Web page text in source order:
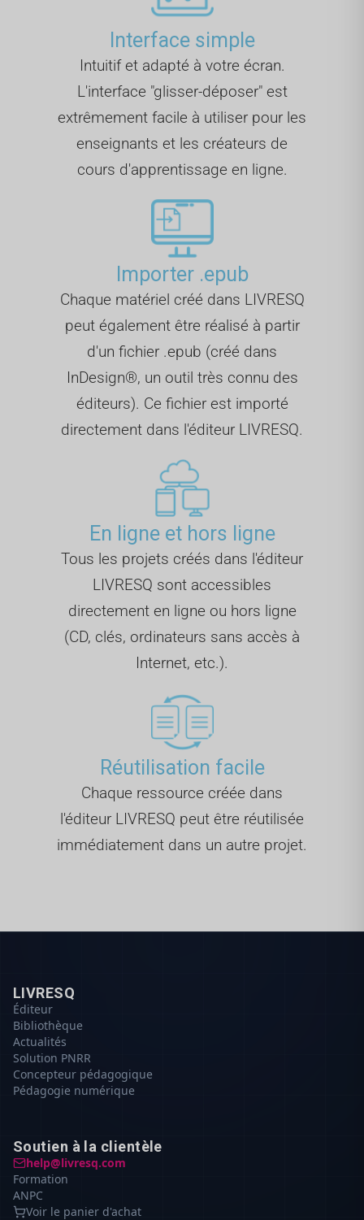
Interface simple
Intuitif et adapté à votre écran.
L'interface "glisser-déposer" est
extrêmement facile à utiliser pour les
enseignants et les créateurs de
cours d'apprentissage en ligne.
Importer .epub
Chaque matériel créé dans LIVRESQ
peut également être réalisé à partir
d'un fichier .epub (créé dans
InDesign®, un outil très connu des
éditeurs). Ce fichier est importé
directement dans l'éditeur LIVRESQ.
En ligne et hors ligne
Tous les projets créés dans l'éditeur
LIVRESQ sont accessibles
directement en ligne ou hors ligne
(CD, clés, ordinateurs sans accès à
Internet, etc.).
Réutilisation facile
Chaque ressource créée dans
l'éditeur LIVRESQ peut être réutilisée
immédiatement dans un autre projet.
LIVRESQ
Éditeur
Bibliothèque
Actualités
Solution PNRR
Concepteur pédagogique
Pédagogie numérique
Soutien à la clientèle
help@livresq.com
Formation
ANPC
Voir le panier d'achat